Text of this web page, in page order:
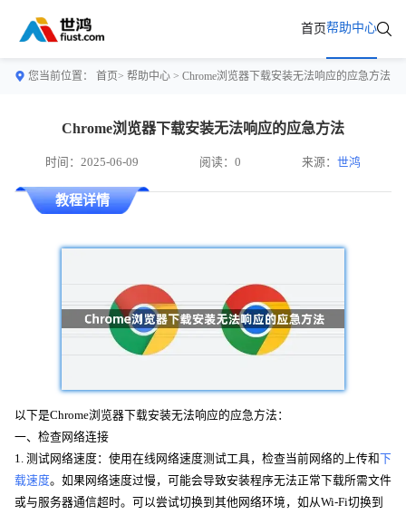
首页帮助中心
您当前位置： 首页> 帮助中心 > Chrome浏览器下载安装无法响应的应急方法
Chrome浏览器下载安装无法响应的应急方法
时间：2025-06-09 阅读：0 来源：世鸿
教程详情
以下是Chrome浏览器下载安装无法响应的应急方法：
一、检查网络连接
1. 测试网络速度：使用在线网络速度测试工具，检查当前网络的上传和 下
载速度。如果网络速度过慢，可能会导致安装程序无法正常下载所需文件
或与服务器通信超时。可以尝试切换到其他网络环境，如从Wi-Fi切换到